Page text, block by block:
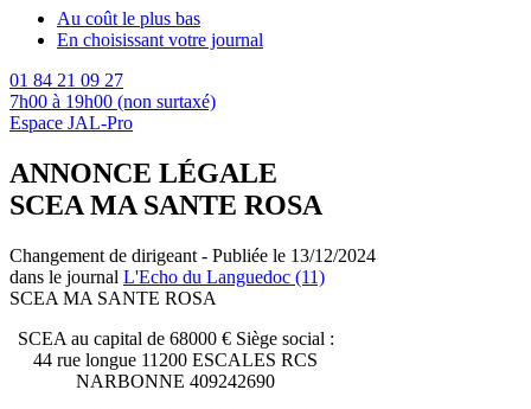
Au coût le plus bas
En choisissant votre journal
01 84 21 09 27
7h00 à 19h00 (non surtaxé)
Espace JAL-Pro
ANNONCE LÉGALE
SCEA MA SANTE ROSA
Changement de dirigeant - Publiée le 13/12/2024
dans le journal L'Echo du Languedoc (11)
SCEA MA SANTE ROSA
SCEA au capital de 68000 € Siège social :
44 rue longue 11200 ESCALES RCS
NARBONNE 409242690